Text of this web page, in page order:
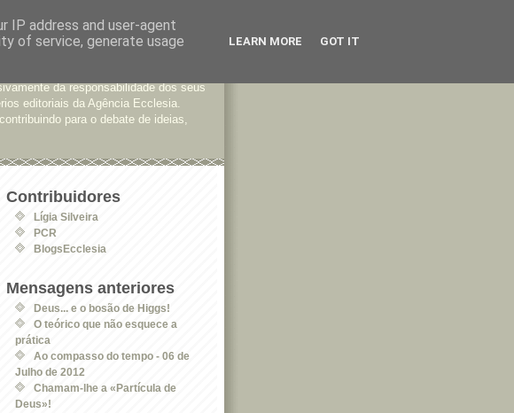
da responsabilidade dos seus
editoriais da Agência Ecclesia.
para o debate de ideias,
Contribuidores
Lígia Silveira
PCR
BlogsEcclesia
Mensagens anteriores
Deus... e o bosão de Higgs!
O teórico que não esquece a
prática
Ao compasso do tempo - 06 de
Julho de 2012
Chamam-lhe a «Partícula de
Deus»!
IP address and user-agent
of service, generate usage
LEARN MORE GOT IT